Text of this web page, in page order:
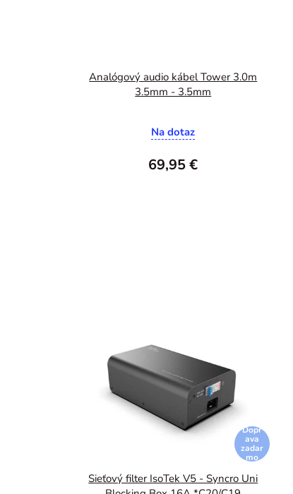
Analógový audio kábel Tower 3.0m
3.5mm - 3.5mm
Na dotaz
69,95 €
Dopr
ava
zadar
mo
Sieťový filter IsoTek V5 - Syncro Uni